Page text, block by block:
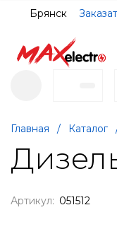
Брянск
Главная / Каталог
Артикул: 051512